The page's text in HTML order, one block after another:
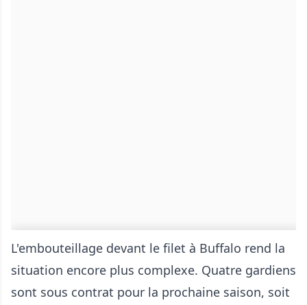
L'embouteillage devant le filet à Buffalo rend la
situation encore plus complexe. Quatre gardiens
sont sous contrat pour la prochaine saison, soit